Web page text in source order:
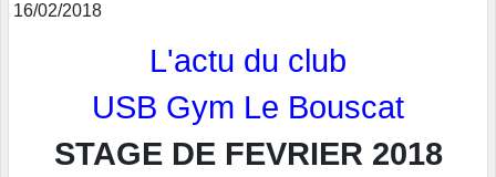
16/02/2018
L'actu du club
USB Gym Le Bouscat
STAGE DE FEVRIER 2018